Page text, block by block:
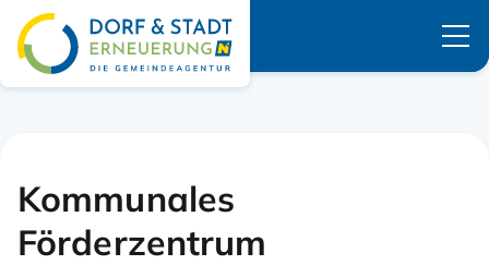
Kommunales
Förderzentrum